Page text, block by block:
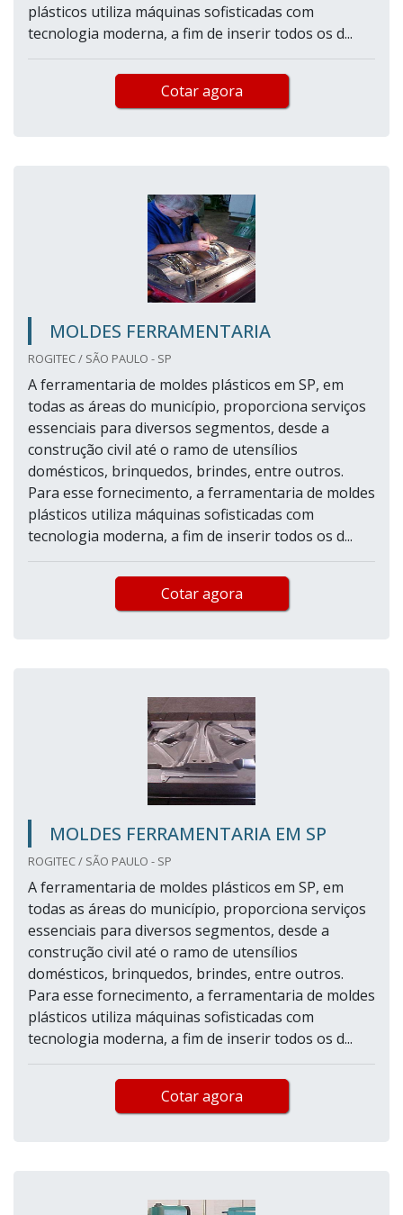
plásticos utiliza máquinas sofisticadas com
tecnologia moderna, a fim de inserir todos os d...
Cotar agora
MOLDES FERRAMENTARIA
ROGITEC / SÃO PAULO - SP
A ferramentaria de moldes plásticos em SP, em
todas as áreas do município, proporciona serviços
essenciais para diversos segmentos, desde a
construção civil até o ramo de utensílios
domésticos, brinquedos, brindes, entre outros.
Para esse fornecimento, a ferramentaria de moldes
plásticos utiliza máquinas sofisticadas com
tecnologia moderna, a fim de inserir todos os d...
Cotar agora
MOLDES FERRAMENTARIA EM SP
ROGITEC / SÃO PAULO - SP
A ferramentaria de moldes plásticos em SP, em
todas as áreas do município, proporciona serviços
essenciais para diversos segmentos, desde a
construção civil até o ramo de utensílios
domésticos, brinquedos, brindes, entre outros.
Para esse fornecimento, a ferramentaria de moldes
plásticos utiliza máquinas sofisticadas com
tecnologia moderna, a fim de inserir todos os d...
Cotar agora